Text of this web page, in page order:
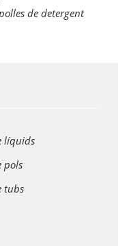
de detergent
líquids
pols
tubs